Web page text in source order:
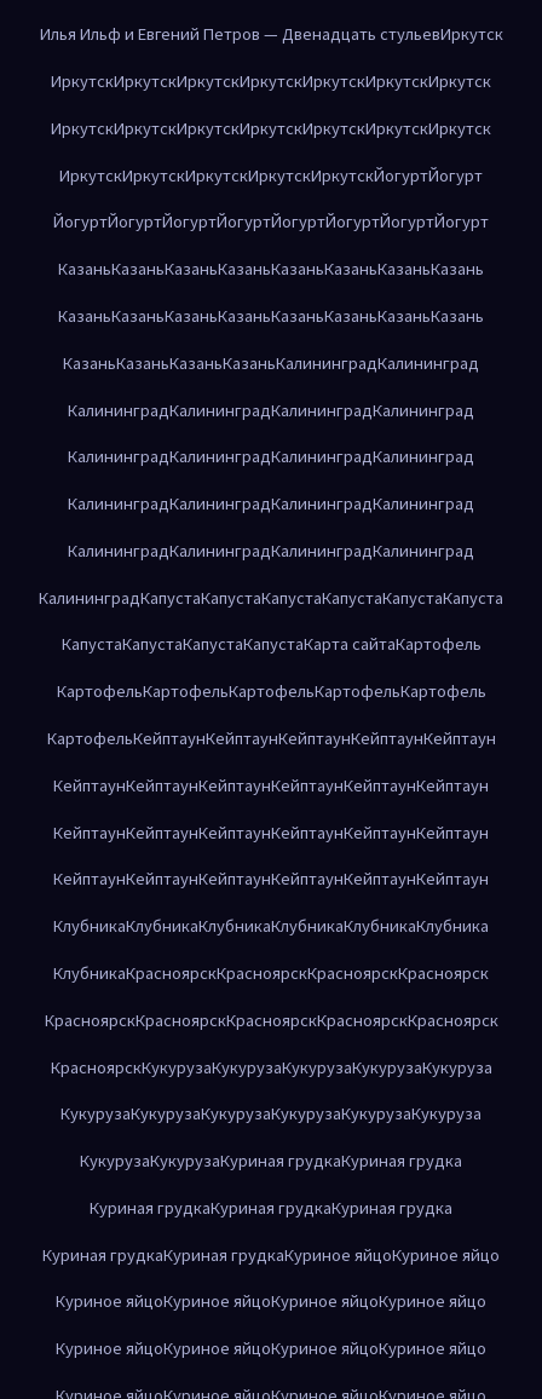
Илья Ильф и Евгений Петров — Двенадцать стульевИркутск
ИркутскИркутскИркутскИркутскИркутскИркутскИркутск
ИркутскИркутскИркутскИркутскИркутскИркутскИркутск
ИркутскИркутскИркутскИркутскИркутскЙогуртЙогурт
ЙогуртЙогуртЙогуртЙогуртЙогуртЙогуртЙогуртЙогурт
КазаньКазаньКазаньКазаньКазаньКазаньКазаньКазань
КазаньКазаньКазаньКазаньКазаньКазаньКазаньКазань
КазаньКазаньКазаньКазаньКалининградКалининград
КалининградКалининградКалининградКалининград
КалининградКалининградКалининградКалининград
КалининградКалининградКалининградКалининград
КалининградКалининградКалининградКалининград
КалининградКапустаКапустаКапустаКапустаКапустаКапуста
КапустаКапустаКапустаКапустаКарта сайтаКартофель
КартофельКартофельКартофельКартофельКартофель
КартофельКейптаунКейптаунКейптаунКейптаунКейптаун
КейптаунКейптаунКейптаунКейптаунКейптаунКейптаун
КейптаунКейптаунКейптаунКейптаунКейптаунКейптаун
КейптаунКейптаунКейптаунКейптаунКейптаунКейптаун
КлубникаКлубникаКлубникаКлубникаКлубникаКлубника
КлубникаКрасноярскКрасноярскКрасноярскКрасноярск
КрасноярскКрасноярскКрасноярскКрасноярскКрасноярск
КрасноярскКукурузаКукурузаКукурузаКукурузаКукуруза
КукурузаКукурузаКукурузаКукурузаКукурузаКукуруза
КукурузаКукурузаКуриная грудкаКуриная грудка
Куриная грудкаКуриная грудкаКуриная грудка
Куриная грудкаКуриная грудкаКуриное яйцоКуриное яйцо
Куриное яйцоКуриное яйцоКуриное яйцоКуриное яйцо
Куриное яйцоКуриное яйцоКуриное яйцоКуриное яйцо